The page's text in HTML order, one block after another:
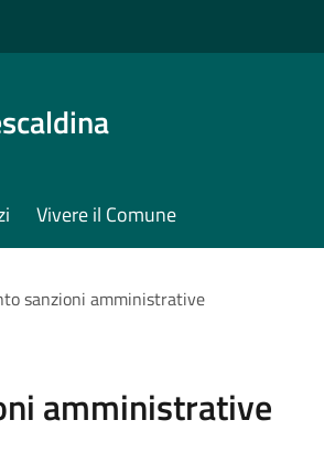
Vivere il Comune
sanzioni amministrative
amministrative